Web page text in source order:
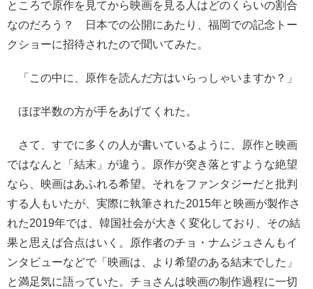
ところで原作を見てから映画を見る人はどのくらいの割合
なのだろう？ 日本での公開にあたり、福岡での記念トー
クショーに招待されたので聞いてみた。
「この中に、原作を読んだ方はいらっしゃいますか？」
ほぼ半数の方が手をあげてくれた。
さて、すでに多くの人が書いているように、原作と映画
ではなんと「結末」が違う。原作が突き落とすような絶望
なら、映画はあふれる希望。それをファンタジーだと批判
する人もいたが、実際に執筆された2015年と映画が製作さ
れた2019年では、韓国社会が大きく変化しており、その結
果と思えば合点はいく。原作者のチョ・ナムジュさんもイ
ンタビューなどで「映画は、より希望のある結末でした」
と満足気に語っていた。チョさんは映画の制作過程に一切